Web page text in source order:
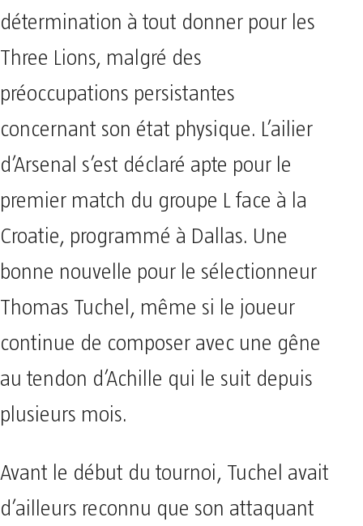
détermination à tout donner pour les
Three Lions, malgré des
préoccupations persistantes
concernant son état physique. L’ailier
d’Arsenal s’est déclaré apte pour le
premier match du groupe L face à la
Croatie, programmé à Dallas. Une
bonne nouvelle pour le sélectionneur
Thomas Tuchel, même si le joueur
continue de composer avec une gêne
au tendon d’Achille qui le suit depuis
plusieurs mois.
Avant le début du tournoi, Tuchel avait
d’ailleurs reconnu que son attaquant